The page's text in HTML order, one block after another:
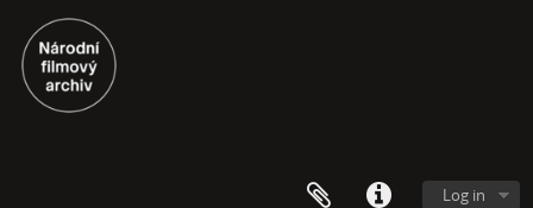
Log in
[Subseries] Miss Krimi